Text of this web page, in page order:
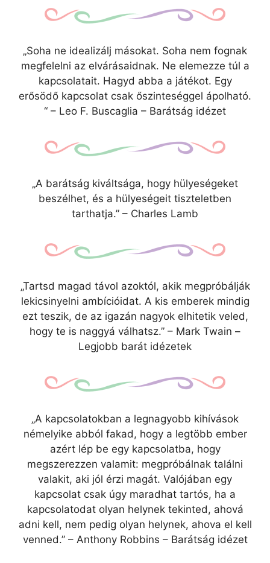
„Soha ne idealizálj másokat. Soha nem fognak
megfelelni az elvárásaidnak. Ne elemezze túl a
kapcsolatait. Hagyd abba a játékot. Egy
erősödő kapcsolat csak őszinteséggel ápolható.
“ – Leo F. Buscaglia – Barátság idézet
„A barátság kiváltsága, hogy hülyeségeket
beszélhet, és a hülyeségeit tiszteletben
tarthatja.” – Charles Lamb
„Tartsd magad távol azoktól, akik megpróbálják
lekicsinyelni ambícióidat. A kis emberek mindig
ezt teszik, de az igazán nagyok elhitetik veled,
hogy te is naggyá válhatsz.” – Mark Twain –
Legjobb barát idézetek
„A kapcsolatokban a legnagyobb kihívások
némelyike ​​abból fakad, hogy a legtöbb ember
azért lép be egy kapcsolatba, hogy
megszerezzen valamit: megpróbálnak találni
valakit, aki jól érzi magát. Valójában egy
kapcsolat csak úgy maradhat tartós, ha a
kapcsolatodat olyan helynek tekinted, ahová
adni kell, nem pedig olyan helynek, ahova el kell
venned.” – Anthony Robbins – Barátság idézet